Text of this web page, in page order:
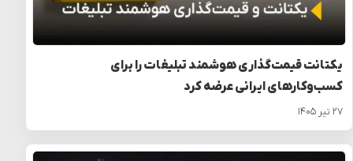
یکتانت قیمت‌گذاری هوشمند تبلیغات را برای
کسب‌وکارهای ایرانی عرضه کرد
۲۷ تیر ۱۴۰۵